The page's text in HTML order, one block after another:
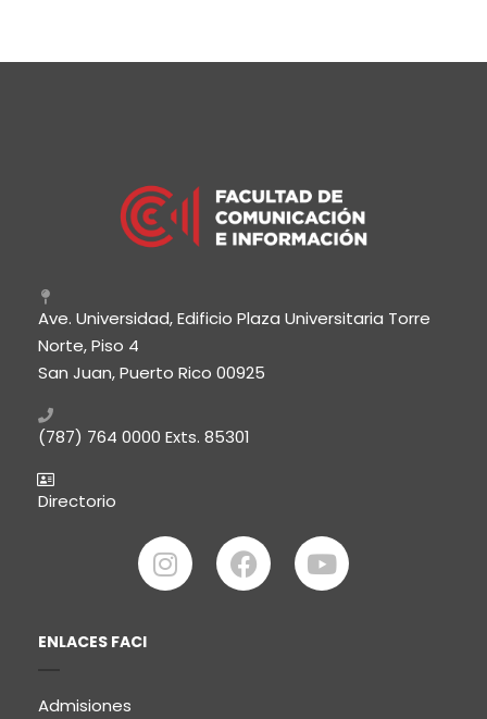
Ave. Universidad, Edificio Plaza Universitaria Torre
Norte, Piso 4
San Juan, Puerto Rico 00925
(787) 764 0000 Exts. 85301
Directorio
ENLACES FACI
Admisiones